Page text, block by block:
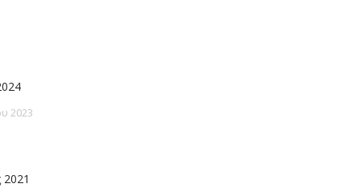
2023
2021